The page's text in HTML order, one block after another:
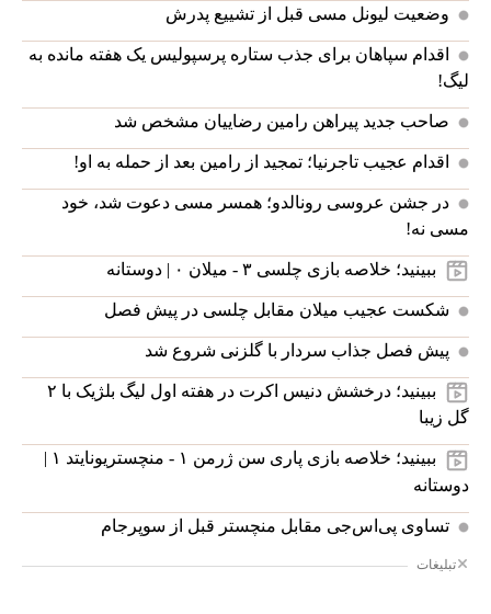
وضعیت لیونل مسی قبل از تشییع پدرش
اقدام سپاهان برای جذب ستاره پرسپولیس یک هفته مانده به
لیگ!
صاحب جدید پیراهن رامین رضاییان مشخص شد
اقدام عجیب تاجرنیا؛ تمجید از رامین بعد از حمله به او!
در جشن عروسی رونالدو؛ همسر مسی دعوت شد، خود
مسی نه!
ببینید؛ خلاصه بازی چلسی ۳ - میلان ۰ | دوستانه
شکست عجیب میلان مقابل چلسی در پیش فصل
پیش فصل جذاب سردار با گلزنی شروع شد
ببینید؛ درخشش دنیس اکرت در هفته اول لیگ بلژیک با ۲
گل زیبا
دوستانه
تساوی پی‌اس‌جی مقابل منچستر قبل از سوپرجام
تبلیغات